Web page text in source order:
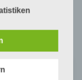
App für iPhone, iPad
deren